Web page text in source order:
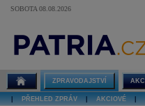
SOBOTA 08.08.2026
ZPRAVODAJSTVÍ
PŘEHLED ZPRÁV AKCIOVÉ